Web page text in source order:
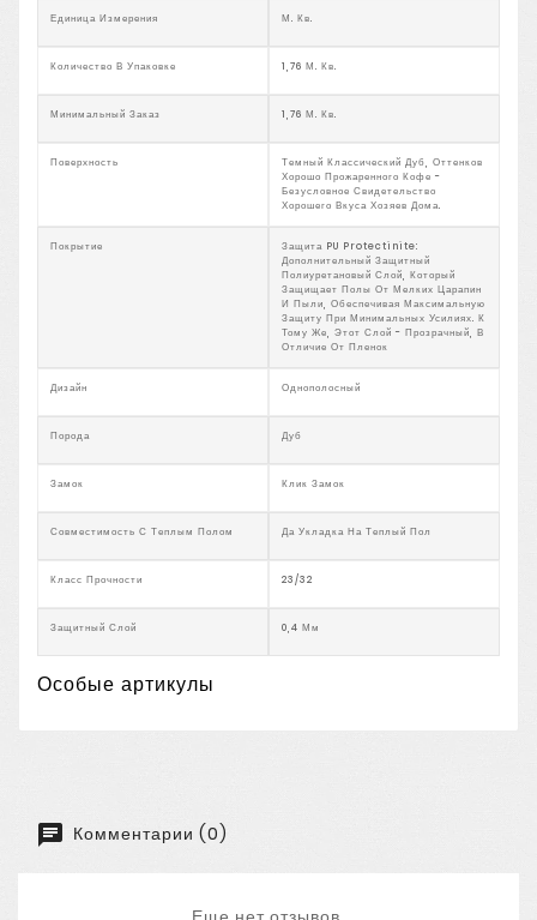
Единица Измерения М. Кв.
Количество В Упаковке 1,76 М. Кв.
Минимальный Заказ 1,76 М. Кв.
Поверхность
Темный Классический Дуб, Оттенков
Хорошо Прожаренного Кофе -
Безусловное Свидетельство
Хорошего Вкуса Хозяев Дома.
Покрытие
Защита PU Protectinite:
Дополнительный Защитный
Полиуретановый Слой, Который
Защищает Полы От Мелких Царапин
И Пыли, Обеспечивая Максимальную
Защиту При Минимальных Усилиях. К
Тому Же, Этот Слой - Прозрачный, В
Отличие От Пленок
Дизайн Однополосный
Порода Дуб
Замок Клик Замок
Совместимость С Теплым Полом Да Укладка На Теплый Пол
Класс Прочности 23/32
Защитный Слой 0,4 Мм
Особые артикулы
Комментарии (0)